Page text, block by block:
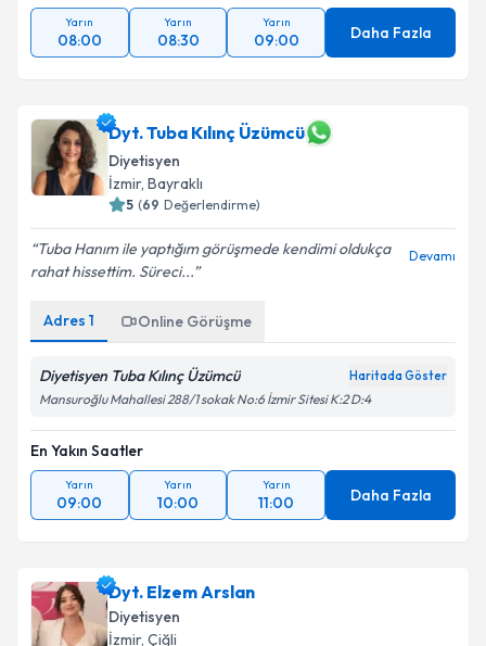
Yarın
08:00
Yarın
08:30
Yarın
09:00 Daha Fazla
Dyt. Tuba Kılınç Üzümcü
Diyetisyen
İzmir, Bayraklı
5 (69 Değerlendirme)
Tuba Hanım ile yaptığım görüşmede kendimi oldukça
rahat hissettim. Süreci...
Devamı
Adres 1 Online Görüşme
Diyetisyen Tuba Kılınç Üzümcü Haritada Göster
Mansuroğlu Mahallesi 288/1 sokak No:6 İzmir Sitesi K:2 D:4
En Yakın Saatler
Yarın
09:00
Yarın
10:00
Yarın
11:00 Daha Fazla
Dyt. Elzem Arslan
Diyetisyen
İzmir, Çiğli